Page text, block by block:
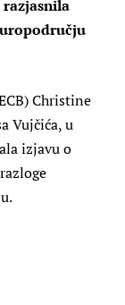
Christine
Vujčića, u
izjavu o